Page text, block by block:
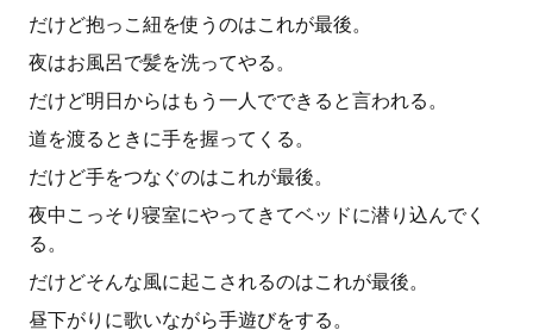
だけど抱っこ紐を使うのはこれが最後。
夜はお風呂で髪を洗ってやる。
だけど明日からはもう一人でできると言われる。
道を渡るときに手を握ってくる。
だけど手をつなぐのはこれが最後。
夜中こっそり寝室にやってきてベッドに潜り込んでく
る。
だけどそんな風に起こされるのはこれが最後。
昼下がりに歌いながら手遊びをする。